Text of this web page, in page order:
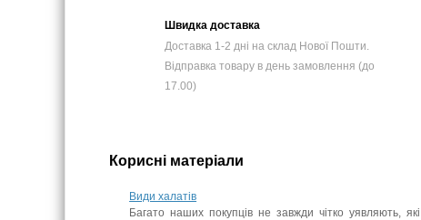
Швидка доставка
Доставка 1-2 дні на склад Нової Пошти.
Відправка товару в день замовлення (до
17.00)
Корисні матеріали
Види халатів
Багато наших покупців не завжди чітко уявляють, які